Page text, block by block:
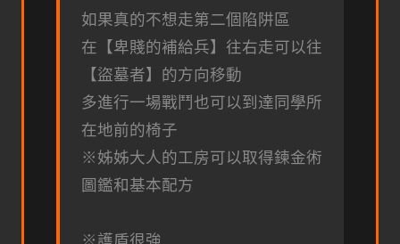
如果真的不想走第二個陷阱區
在【卑賤的補給兵】往右走可以往
【盜墓者】的方向移動
多進行一場戰鬥也可以到達同學所
在地前的椅子
※姊姊大人的工房可以取得鍊金術
圖鑑和基本配方
※護盾很強